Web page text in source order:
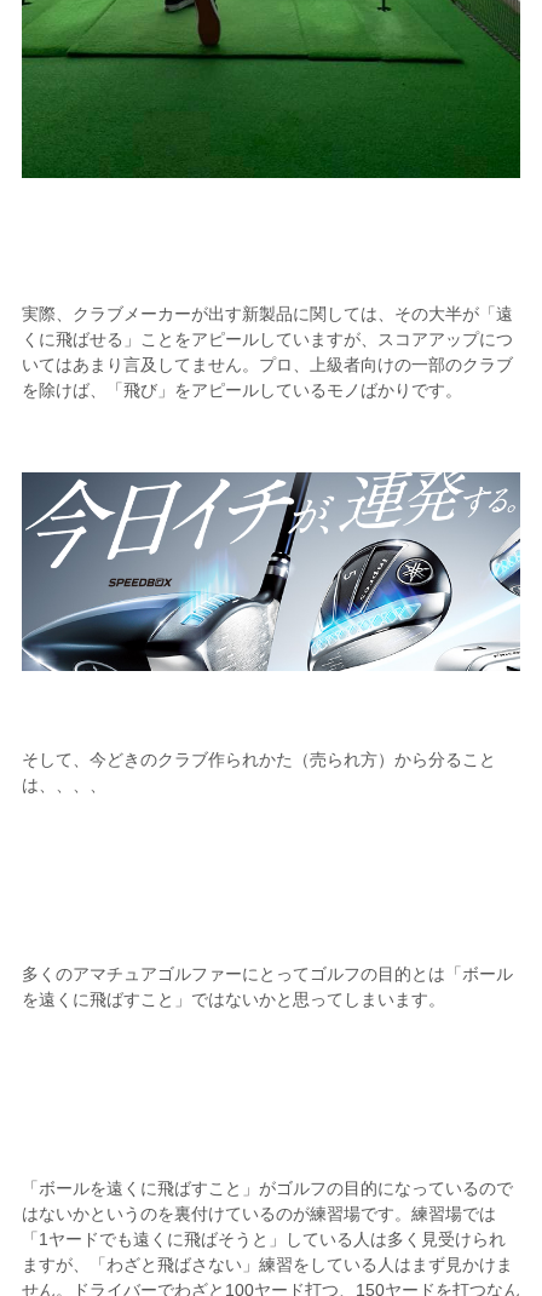
実際、クラブメーカーが出す新製品に関しては、その大半が「遠
くに飛ばせる」ことをアピールしていますが、スコアアップにつ
いてはあまり言及してません。プロ、上級者向けの一部のクラブ
を除けば、「飛び」をアピールしているモノばかりです。
そして、今どきのクラブ作られかた（売られ方）から分ること
は、、、、
多くのアマチュアゴルファーにとってゴルフの目的とは「ボール
を遠くに飛ばすこと」ではないかと思ってしまいます。
「ボールを遠くに飛ばすこと」がゴルフの目的になっているので
はないかというのを裏付けているのが練習場です。練習場では
「1ヤードでも遠くに飛ばそうと」している人は多く見受けられ
ますが、「わざと飛ばさない」練習をしている人はまず見かけま
せん。ドライバーでわざと100ヤード打つ、150ヤードを打つなん